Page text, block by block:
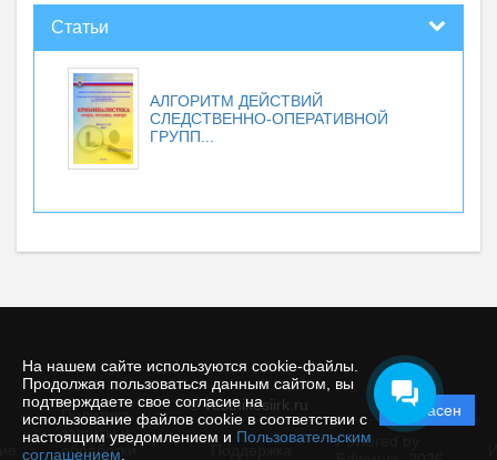
На нашем сайте используются cookie-файлы.
Продолжая пользоваться данным сайтом, вы
подтверждаете свое согласие на
использование файлов cookie в соответствии с
настоящим уведомлением и Пользовательским
соглашением
Согласен
Статьи
АЛГОРИТМ ДЕЙСТВИЙ
СЛЕДСТВЕННО-ОПЕРАТИВНОЙ
ГРУПП...
© vestnikesiirk.ru
Политика
защиты и
обработки
Powered by